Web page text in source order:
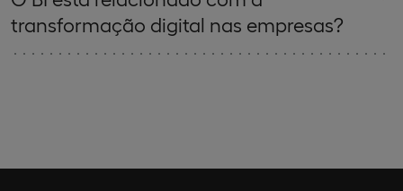
transformação digital nas empresas?